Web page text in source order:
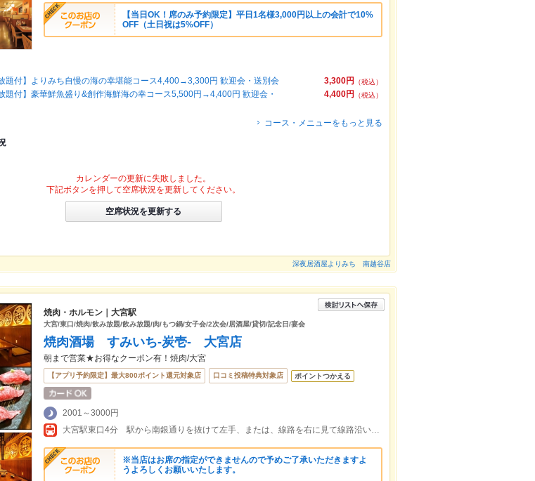
【当日OK！席のみ予約限定】平日1名様3,000円以上の会計で10%
OFF（土日祝は5%OFF）
3,300円
（税込）
題付】よりみち自慢の海の幸堪能コース4,400→3,300円 歓迎会・送別会
4,400円
（税込）
題付】豪華鮮魚盛り&創作海鮮海の幸コース5,500円→4,400円 歓迎会・
コース・メニューをもっと見る
カレンダーの更新に失敗しました。
下記ボタンを押して空席状況を更新してください。
空席状況を更新する
深夜居酒屋よりみち 南越谷店
焼肉・ホルモン｜大宮駅
大宮/東口/焼肉/飲み放題/飲み放題/肉/もつ鍋/女子会/2次会/居酒屋/貸切/記念日/宴会
焼肉酒場 すみいち-炭壱- 大宮店
朝まで営業★お得なクーポン有！焼肉/大宮
【アプリ予約限定】最大800ポイント還元対象店 口コミ投稿特典対象店 ポイントつかえる
2001～3000円
大宮駅東口4分 駅から南銀通りを抜けて左手、または、線路を右に見て線路沿いを真っ直ぐ進み突当りを左に曲がってスグ
※当店はお席の指定ができませんので予めご了承いただきますよ
うよろしくお願いいたします。